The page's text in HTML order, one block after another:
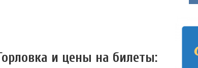
и цены на билеты: